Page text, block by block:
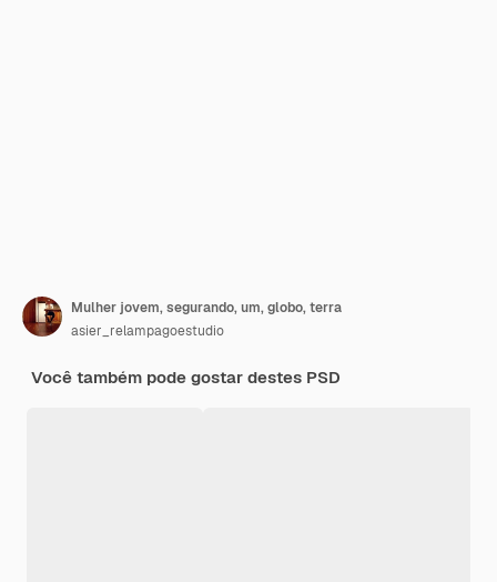
Mulher jovem, segurando, um, globo, terra
asier_relampagoestudio
Você também pode gostar destes PSD